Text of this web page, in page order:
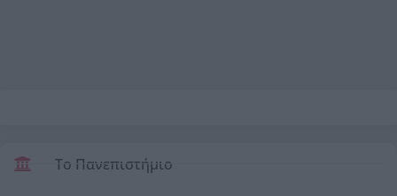
Το Πανεπιστήμιο